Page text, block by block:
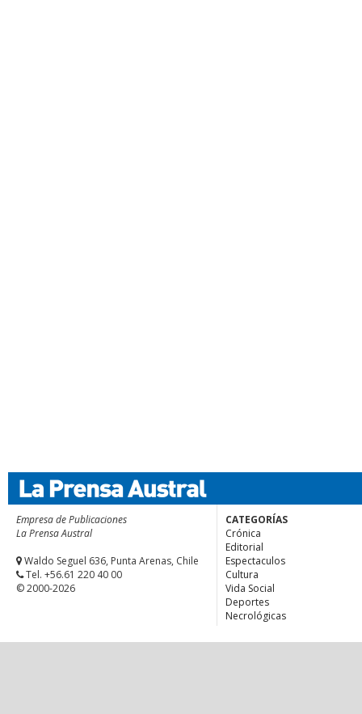
Empresa de Publicaciones
La Prensa Austral
Waldo Seguel 636, Punta Arenas, Chile
Tel. +56.61 220 40 00
© 2000-2026
CATEGORÍAS
Crónica
Editorial
Espectaculos
Cultura
Vida Social
Deportes
Necrológicas